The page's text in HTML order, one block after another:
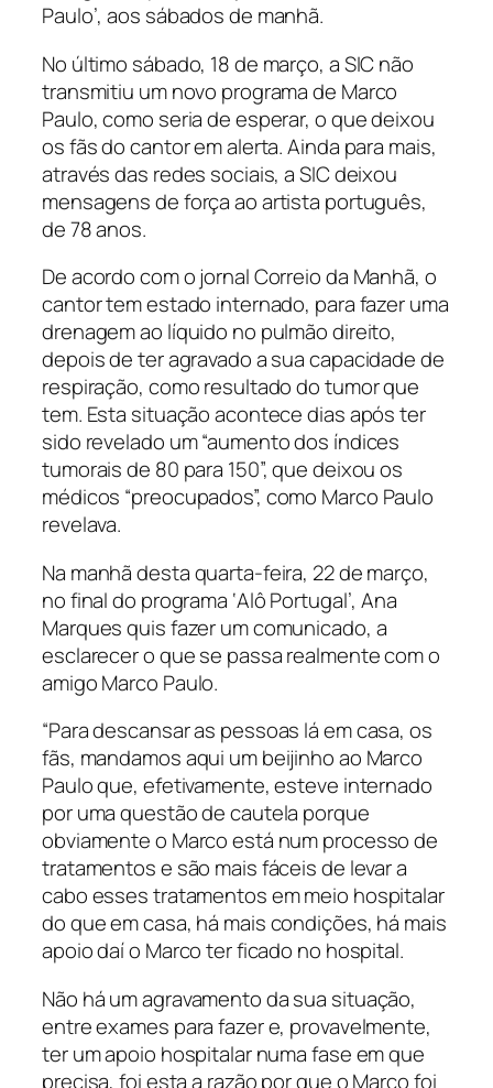
Paulo’, aos sábados de manhã.
No último sábado, 18 de março, a SIC não
transmitiu um novo programa de Marco
Paulo, como seria de esperar, o que deixou
os fãs do cantor em alerta. Ainda para mais,
através das redes sociais, a SIC deixou
mensagens de força ao artista português,
de 78 anos.
De acordo com o jornal Correio da Manhã, o
cantor tem estado internado, para fazer uma
drenagem ao líquido no pulmão direito,
depois de ter agravado a sua capacidade de
respiração, como resultado do tumor que
tem. Esta situação acontece dias após ter
sido revelado um “aumento dos índices
tumorais de 80 para 150”, que deixou os
médicos “preocupados”, como Marco Paulo
revelava.
Na manhã desta quarta-feira, 22 de março,
no final do programa ‘Alô Portugal’, Ana
Marques quis fazer um comunicado, a
esclarecer o que se passa realmente com o
amigo Marco Paulo.
“Para descansar as pessoas lá em casa, os
fãs, mandamos aqui um beijinho ao Marco
Paulo que, efetivamente, esteve internado
por uma questão de cautela porque
obviamente o Marco está num processo de
tratamentos e são mais fáceis de levar a
cabo esses tratamentos em meio hospitalar
do que em casa, há mais condições, há mais
apoio daí o Marco ter ficado no hospital.
Não há um agravamento da sua situação,
entre exames para fazer e, provavelmente,
ter um apoio hospitalar numa fase em que
precisa, foi esta a razão por que o Marco foi